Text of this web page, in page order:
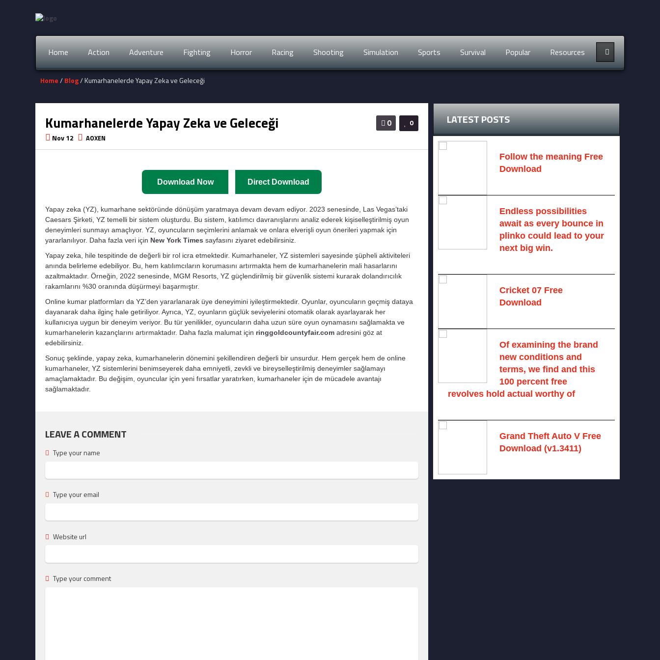
Home Action Adventure Fighting Horror Racing Shooting Simulation Sports Survival Popular Resources
Home/ Blog/ Kumarhanelerde Yapay Zeka ve Geleceği
0
0
Kumarhanelerde Yapay Zeka ve Geleceği
Nov 12 AOXEN
Download Now Direct Download
Yapay zeka (YZ), kumarhane sektöründe dönüşüm yaratmaya devam devam ediyor. 2023 senesinde, Las Vegas’taki
Caesars Şirketi, YZ temelli bir sistem oluşturdu. Bu sistem, katılımcı davranışlarını analiz ederek kişiselleştirilmiş oyun
deneyimleri sunmayı amaçlıyor. YZ, oyuncuların seçimlerini anlamak ve onlara elverişli oyun önerileri yapmak için
yararlanılıyor. Daha fazla veri için New York Times sayfasını ziyaret edebilirsiniz.
Yapay zeka, hile tespitinde de değerli bir rol icra etmektedir. Kumarhaneler, YZ sistemleri sayesinde şüpheli aktiviteleri
anında belirleme edebiliyor. Bu, hem katılımcıların korumasını artırmakta hem de kumarhanelerin mali hasarlarını
azaltmaktadır. Örneğin, 2022 senesinde, MGM Resorts, YZ güçlendirilmiş bir güvenlik sistemi kurarak dolandırıcılık
rakamlarını %30 oranında düşürmeyi başarmıştır.
Online kumar platformları da YZ’den yararlanarak üye deneyimini iyileştirmektedir. Oyunlar, oyuncuların geçmiş dataya
dayanarak daha ilginç hale getiriliyor. Ayrıca, YZ, oyunların güçlük seviyelerini otomatik olarak ayarlayarak her
kullanıcıya uygun bir deneyim veriyor. Bu tür yenilikler, oyuncuların daha uzun süre oyun oynamasını sağlamakta ve
kumarhanelerin kazançlarını artırmaktadır. Daha fazla malumat için ringgoldcountyfair.com adresini göz at
edebilirsiniz.
Sonuç şeklinde, yapay zeka, kumarhanelerin dönemini şekillendiren değerli bir unsurdur. Hem gerçek hem de online
kumarhaneler, YZ sistemlerini benimseyerek daha emniyetli, zevkli ve bireyselleştirilmiş deneyimler sağlamayı
amaçlamaktadır. Bu değişim, oyuncular için yeni fırsatlar yaratırken, kumarhaneler için de mücadele avantajı
sağlamaktadır.
LEAVE A COMMENT
Type your name
Type your email
Website url
Type your comment
LATEST POSTS
Follow the meaning Free
Download
Endless possibilities
await as every bounce in
plinko could lead to your
next big win.
Cricket 07 Free
Download
Of examining the brand
new conditions and
terms, we find and this
100 percent free
revolves hold actual worthy of
Grand Theft Auto V Free
Download (v1.3411)